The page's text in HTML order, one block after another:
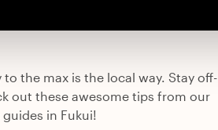
the max is the local way. Stay off-
out these awesome tips from our
in Fukui!